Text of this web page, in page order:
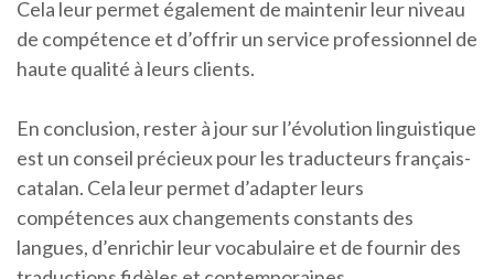
Cela leur permet également de maintenir leur niveau
de compétence et d’offrir un service professionnel de
haute qualité à leurs clients.
En conclusion, rester à jour sur l’évolution linguistique
est un conseil précieux pour les traducteurs français-
catalan. Cela leur permet d’adapter leurs
compétences aux changements constants des
langues, d’enrichir leur vocabulaire et de fournir des